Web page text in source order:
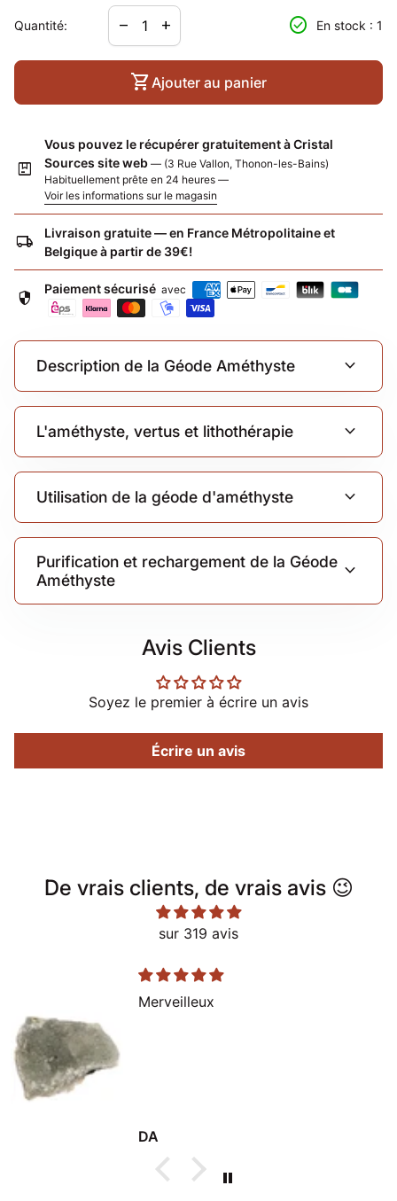
Quantité:
Diminuer la quantité pour
remove
Augmenter la quantité pour
add check_circle En stock : 1
shopping_cart Ajouter au panier
package
Vous pouvez le récupérer gratuitement à Cristal
Sources site web — (3 Rue Vallon, Thonon-les-Bains)
Habituellement prête en 24 heures —
Voir les informations sur le magasin
local_shipping
Livraison gratuite — en France Métropolitaine et
Belgique à partir de 39€!
security Paiement sécurisé avec
Description de la Géode Améthyste expand_more
L'améthyste, vertus et lithothérapie expand_more
Utilisation de la géode d'améthyste expand_more
Purification et rechargement de la Géode
Améthyste
expand_more
Avis Clients
Soyez le premier à écrire un avis
Écrire un avis
De vrais clients, de vrais avis 😉
sur 319 avis
Merveilleux
DA